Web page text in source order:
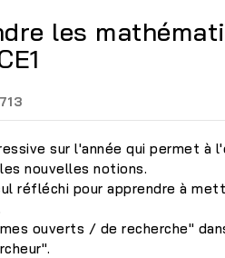
les
sur l'année qui permet à
nouvelles notions.
réfléchi pour apprendre à
ouverts / de recherche"